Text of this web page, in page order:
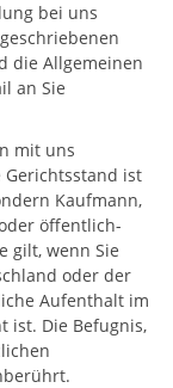
bei uns
die Allgemeinen
an Sie
mit uns
Gerichtsstand ist
Kaufmann,
öffentlich-
gilt, wenn Sie
oder der
Aufenthalt im
ist. Die Befugnis,